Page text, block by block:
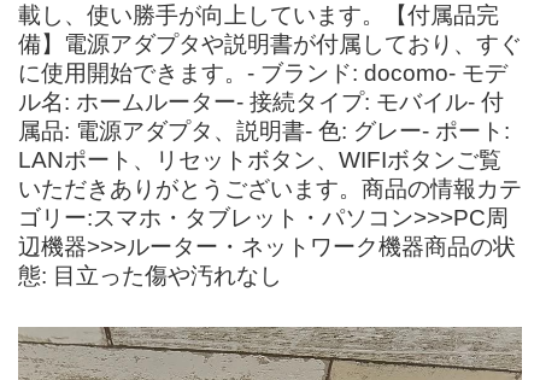
載し、使い勝手が向上しています。【付属品完
備】電源アダプタや説明書が付属しており、すぐ
に使用開始できます。- ブランド: docomo- モデ
ル名: ホームルーター- 接続タイプ: モバイル- 付
属品: 電源アダプタ、説明書- 色: グレー- ポート:
LANポート、リセットボタン、WIFIボタンご覧
いただきありがとうございます。商品の情報カテ
ゴリー:スマホ・タブレット・パソコン>>>PC周
辺機器>>>ルーター・ネットワーク機器商品の状
態: 目立った傷や汚れなし